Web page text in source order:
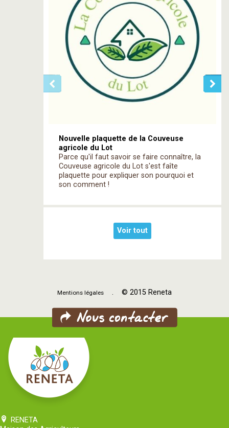
Nouvelle plaquette de la Couveuse
agricole du Lot
Parce qu'il faut savoir se faire connaître, la
Couveuse agricole du Lot s'est faîte
plaquette pour expliquer son pourquoi et
son comment !
Voir tout
Mentions légales . © 2015 Reneta
RENETA